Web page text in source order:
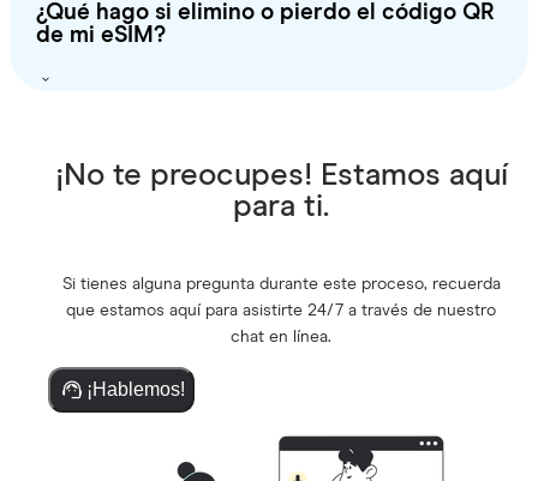
¿Qué hago si elimino o pierdo el código QR
de mi eSIM?
¡No te preocupes! Estamos aquí
para ti.
Si tienes alguna pregunta durante este proceso, recuerda
que estamos aquí para asistirte 24/7 a través de nuestro
chat en línea.
¡Hablemos!